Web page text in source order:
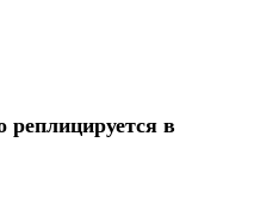
реплицируется в